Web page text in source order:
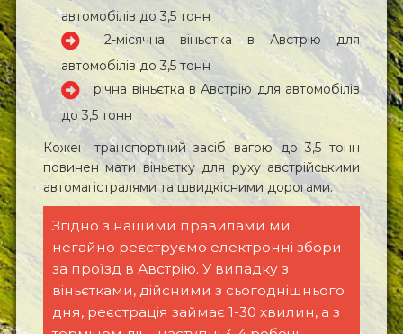
автомобілів до 3,5 тонн
2-місячна віньєтка в Австрію для
автомобілів до 3,5 тонн
річна віньєтка в Австрію для автомобілів
до 3,5 тонн
Кожен транспортний засіб вагою до 3,5 тонн
повинен мати віньєтку для руху австрійськими
автомагістралями та швидкісними дорогами.
Згідно з нашими правилами ми
негайно реєструємо електронні збори
за проїзд в Австрію. У випадку з
віньєтками, дійсними з сьогоднішнього
дня, реєстрація займає 1-30 хвилин, а з